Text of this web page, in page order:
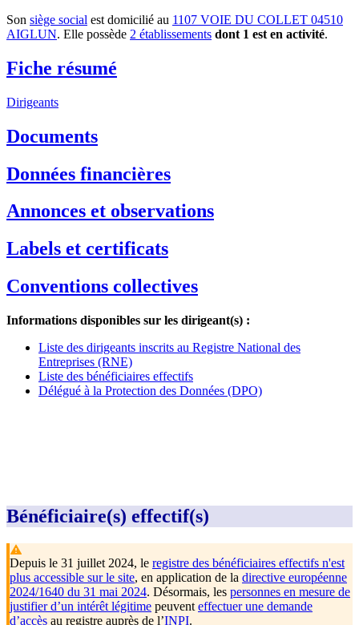
Son siège social est domicilié au 1107 VOIE DU COLLET 04510
AIGLUN. Elle possède 2 établissements dont 1 est en activité.
Fiche résumé
Dirigeants
Documents
Données financières
Annonces et observations
Labels et certificats
Conventions collectives
Informations disponibles sur les dirigeant(s) :
Liste des dirigeants inscrits au Registre National des
Entreprises (RNE)
Liste des bénéficiaires effectifs
Délégué à la Protection des Données (DPO)
Bénéficiaire(s) effectif(s)
Depuis le 31 juillet 2024, le registre des bénéficiaires effectifs n'est
plus accessible sur le site, en application de la directive européenne
2024/1640 du 31 mai 2024. Désormais, les personnes en mesure de
justifier d’un intérêt légitime peuvent effectuer une demande
d’accès au registre auprès de l’INPI.